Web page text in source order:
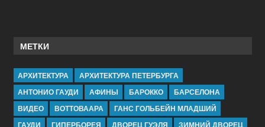
МЕТКИ
АРХИТЕКТУРА
АРХИТЕКТУРА ПЕТЕРБУРГА
АНТОНИО ГАУДИ
АФИНЫ БАРОККО
БАРСЕЛОНА
ВИДЕО
ВОТТОВААРА
ГАНС ГОЛЬБЕЙН МЛАДШИЙ
ГАУДИ
ГИПЕРБОРЕЯ ДВОРЕЦ ГУЭЛЯ ЗИМНИЙ ДВОРЕЦ